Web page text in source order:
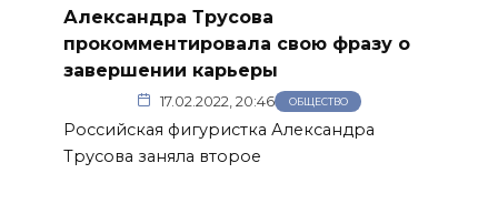
Александра Трусова
прокомментировала свою фразу о
завершении карьеры
17.02.2022, 20:46 ОБЩЕСТВО
Российская фигуристка Александра
Трусова заняла второе